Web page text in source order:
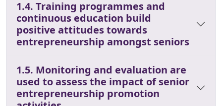
1.4. Training programmes and
continuous education build
positive attitudes towards
entrepreneurship amongst seniors
1.5. Monitoring and evaluation are
used to assess the impact of senior
entrepreneurship promotion